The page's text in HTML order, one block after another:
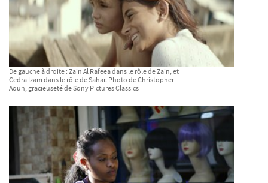
De gauche à droite : Zain Al Rafeea dans le rôle de Zain, et
Cedra Izam dans le rôle de Sahar. Photo de Christopher
Aoun, gracieuseté de Sony Pictures Classics